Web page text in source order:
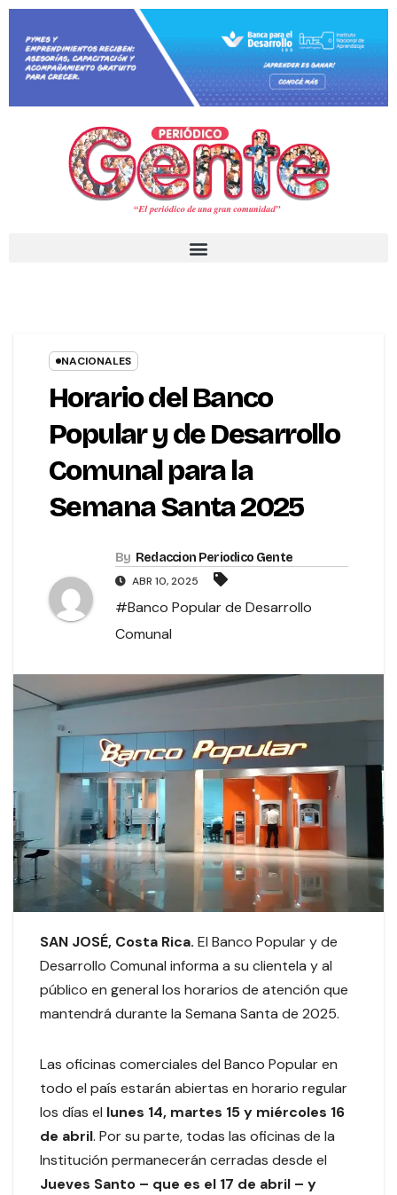
NACIONALES
Horario del Banco
Popular y de Desarrollo
Comunal para la
Semana Santa 2025
By Redaccion Periodico Gente
ABR 10, 2025
#Banco Popular de Desarrollo
Comunal
SAN JOSÉ, Costa Rica. El Banco Popular y de
Desarrollo Comunal informa a su clientela y al
público en general los horarios de atención que
mantendrá durante la Semana Santa de 2025.
Las oficinas comerciales del Banco Popular en
todo el país estarán abiertas en horario regular
los días el lunes 14, martes 15 y miércoles 16
de abril. Por su parte, todas las oficinas de la
Institución permanecerán cerradas desde el
Jueves Santo – que es el 17 de abril – y